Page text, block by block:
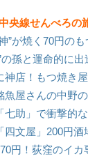
央線せんべろの
”が焼く70円のも
の孫と運命的に
神店！もつ焼き
魚屋さんの中野
七助」で衝撃的
四文屋」200円
円！荻窪のイカ